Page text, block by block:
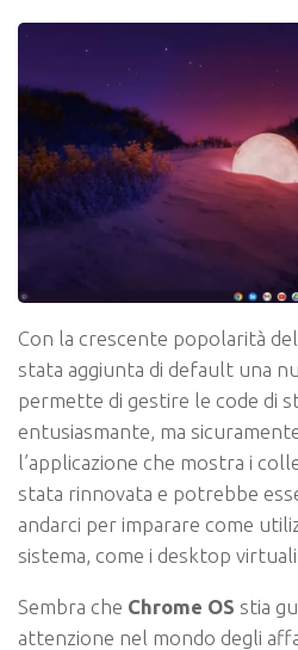
Con la crescente popolarità
stata aggiunta di default una
permette di gestire le code di
entusiasmante, ma
l’applicazione che mostra i
stata rinnovata e potrebbe
andarci per imparare come
sistema, come i desktop
Sembra che Chrome OS stia
attenzione nel mondo degli